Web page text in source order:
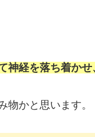
神経を落ち着か
物かと思います。